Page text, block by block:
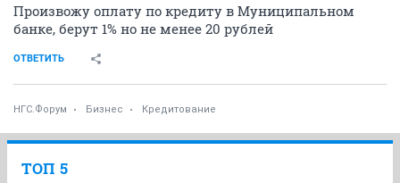
Произвожу оплату по кредиту в Муниципальном
банке, берут 1% но не менее 20 рублей
ОТВЕТИТЬ
НГС.Форум Бизнес Кредитование
ТОП 5